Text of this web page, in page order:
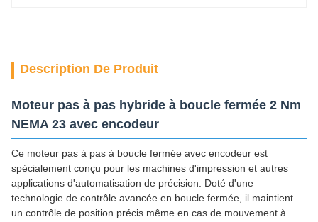
Description De Produit
Moteur pas à pas hybride à boucle fermée 2 Nm
NEMA 23 avec encodeur
Ce moteur pas à pas à boucle fermée avec encodeur est
spécialement conçu pour les machines d'impression et autres
applications d'automatisation de précision. Doté d'une
technologie de contrôle avancée en boucle fermée, il maintient
un contrôle de position précis même en cas de mouvement à